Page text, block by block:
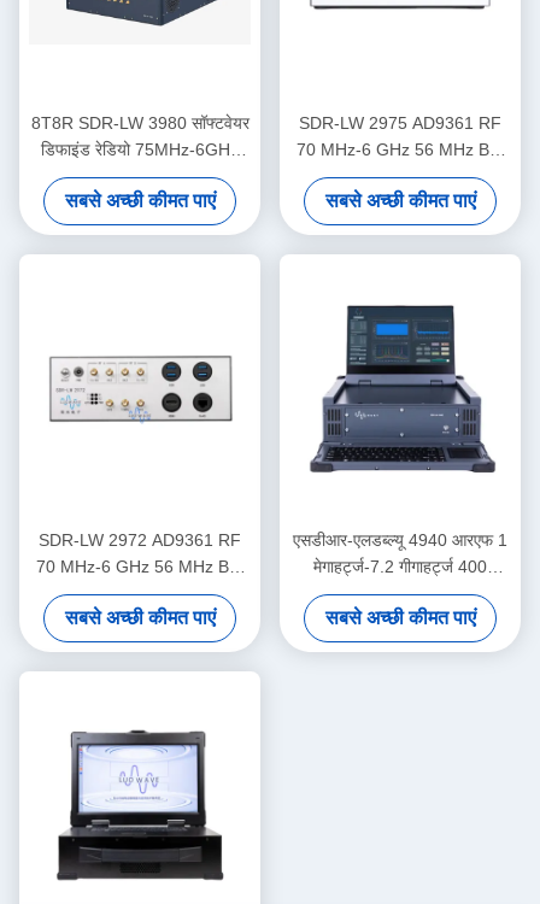
8T8R SDR-LW 3980 सॉफ्टवेयर
डिफाइंड रेडियो 75MHz-6GHz
450MHz TX BW
सबसे अच्छी कीमत पाएं
SDR-LW 2975 AD9361 RF
70 MHz-6 GHz 56 MHz BW
प्रत्येक 2 चैनल 4 × PCIE BUS 2
× USB 3.0 i7 प्रोसेसर USRP
एकीकृत सॉफ्टवेयर परिभाषित रेडियो
डिवाइस
सबसे अच्छी कीमत पाएं
SDR-LW 2972 AD9361 RF
70 MHz-6 GHz 56 MHz BW
प्रत्येक 2 चैनल USB 3.0 USRP
एकीकृत सॉफ्टवेयर परिभाषित रेडियो
डिवाइस
सबसे अच्छी कीमत पाएं
एसडीआर-एलडब्ल्यू 4940 आरएफ 1
मेगाहर्ट्ज-7.2 गीगाहर्ट्ज 400
मेगाहर्ट्ज बीडब्ल्यू प्रत्येक 4 चैनल 1
× क्यूएसएफपी + यूएसबी 3.0 आई 9
डिस्प्ले और कीबोर्ड के साथ एकीकृत
सबसे अच्छी कीमत पाएं